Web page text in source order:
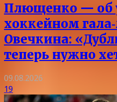
Плющенко — об
хоккейном
Овечкина:
теперь нужно
09.08.2026
19